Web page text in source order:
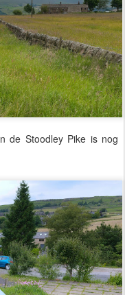
de Stoodley Pike is nog